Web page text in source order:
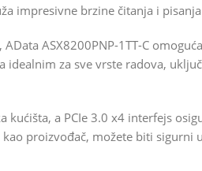
impresivne brzine čitanja i
ASX8200PNP-1TT-C
za sve vrste radova,
a PCIe 3.0 x4 interfejs
proizvođač, možete biti